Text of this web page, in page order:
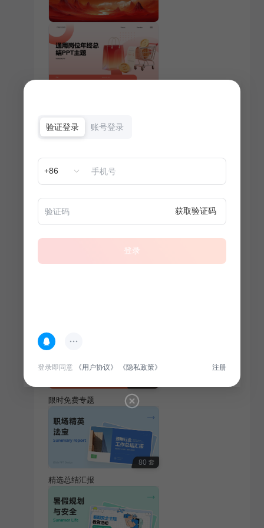
限时免费专题
80 套
精选总结汇报
验证登录 账号登录
+86
获取验证码
登录
登录即同意 《用户协议》 《隐私政策》 注册